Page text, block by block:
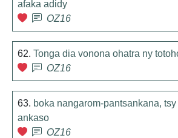
afaka adidy
OZ16
62. Tonga dia vonona ohatra ny
OZ16
63. boka nangarom-pantsankana,
ankaso
OZ16